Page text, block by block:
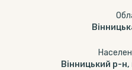
Вінницький р-